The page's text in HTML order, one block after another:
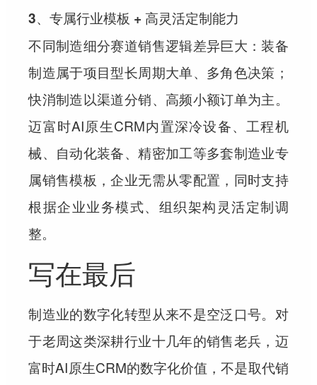
3、专属行业模板 + 高灵活定制能力
不同制造细分赛道销售逻辑差异巨大：装备
制造属于项目型长周期大单、多角色决策；
快消制造以渠道分销、高频小额订单为主。
迈富时AI原生CRM内置深冷设备、工程机
械、自动化装备、精密加工等多套制造业专
属销售模板，企业无需从零配置，同时支持
根据企业业务模式、组织架构灵活定制调
整。
写在最后
制造业的数字化转型从来不是空泛口号。对
于老周这类深耕行业十几年的销售老兵，迈
富时AI原生CRM的数字化价值，不是取代销